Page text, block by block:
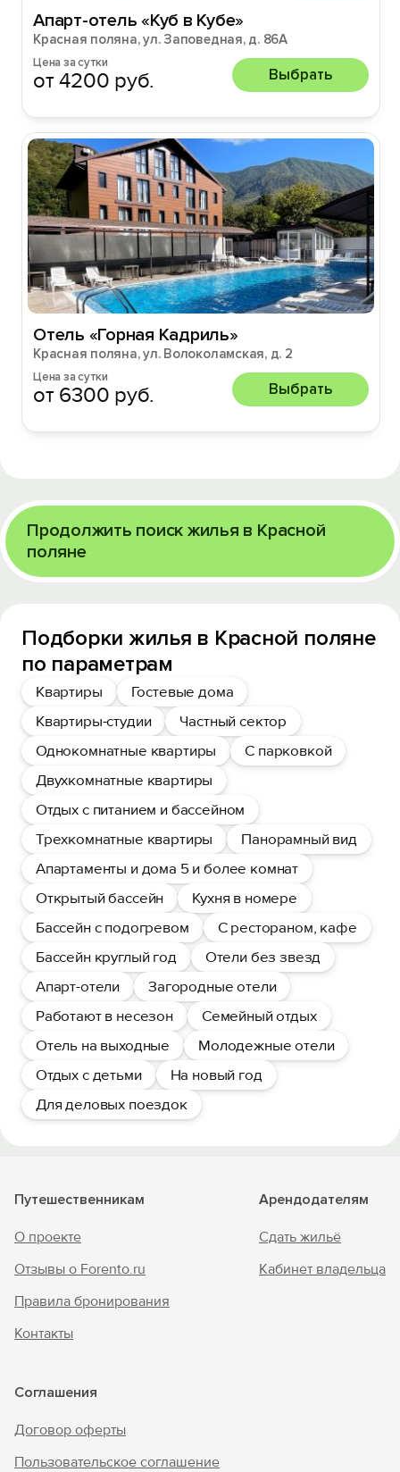
Апарт-отель «Куб в Кубе»
Красная поляна, ул. Заповедная, д. 86А
Цена за сутки
от 4200 руб. Выбрать
Отель «Горная Кадриль»
Красная поляна, ул. Волоколамская, д. 2
Цена за сутки
от 6300 руб. Выбрать
Продолжить поиск жилья в Красной
поляне
Подборки жилья в Красной поляне
по параметрам
Квартиры
Гостевые дома
Квартиры-студии
Частный сектор
Однокомнатные квартиры
С парковкой
Двухкомнатные квартиры
Отдых с питанием и бассейном
Трехкомнатные квартиры
Панорамный вид
Апартаменты и дома 5 и более комнат
Открытый бассейн
Кухня в номере
Бассейн с подогревом
С рестораном, кафе
Бассейн круглый год
Отели без звезд
Апарт-отели
Загородные отели
Работают в несезон
Семейный отдых
Отель на выходные
Молодежные отели
Отдых с детьми
На новый год
Для деловых поездок
Путешественникам
О проекте
Отзывы о Forento.ru
Правила бронирования
Контакты
Арендодателям
Сдать жильё
Кабинет владельца
Соглашения
Договор оферты
Пользовательское соглашение